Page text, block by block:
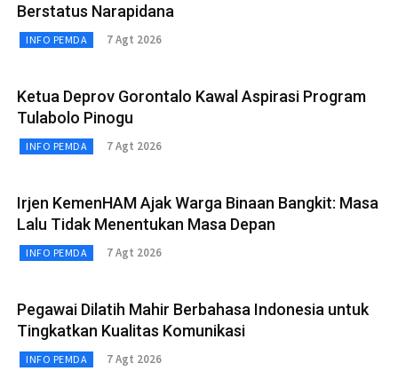
Berstatus Narapidana
INFO PEMDA 7 Agt 2026
Ketua Deprov Gorontalo Kawal Aspirasi Program
Tulabolo Pinogu
INFO PEMDA 7 Agt 2026
Irjen KemenHAM Ajak Warga Binaan Bangkit: Masa
Lalu Tidak Menentukan Masa Depan
INFO PEMDA 7 Agt 2026
Pegawai Dilatih Mahir Berbahasa Indonesia untuk
Tingkatkan Kualitas Komunikasi
INFO PEMDA 7 Agt 2026